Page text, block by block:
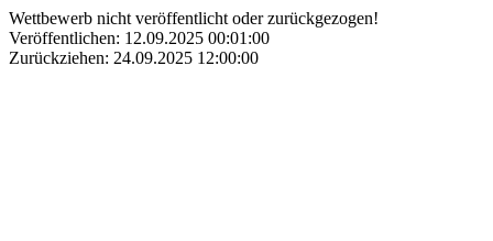
Wettbewerb nicht veröffentlicht oder zurückgezogen!
Veröffentlichen: 12.09.2025 00:01:00
Zurückziehen: 24.09.2025 12:00:00